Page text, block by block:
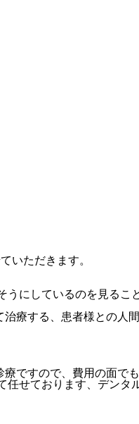
いただきます。
うにしているのを見るこ
療する、 患者様との人
ですので、費用の面で
せております、 デンタ